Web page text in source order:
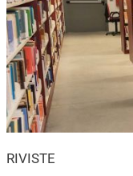
RIVISTE